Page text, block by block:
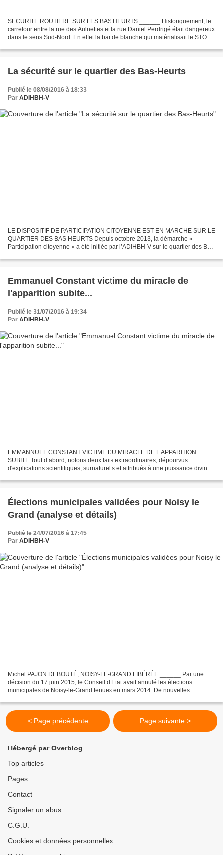
SECURITE ROUTIERE SUR LES BAS HEURTS ______ Historiquement, le
carrefour entre la rue des Aulnettes et la rue Daniel Perdrigé était dangereux
dans le sens Sud-Nord. En effet la bande blanche qui matérialisait le STOP
La sécurité sur le quartier des Bas-Heurts
Publié le 08/08/2016 à 18:33
Par ADIHBH-V
LE DISPOSITIF DE PARTICIPATION CITOYENNE EST EN MARCHE SUR LE
QUARTIER DES BAS HEURTS Depuis octobre 2013, la démarche «
Participation citoyenne » a été initiée par l’ADIHBH-V sur le quartier des Bas
Emmanuel Constant victime du miracle de
l'apparition subite...
Publié le 31/07/2016 à 19:34
Par ADIHBH-V
EMMANNUEL CONSTANT VICTIME DU MIRACLE DE L’APPARITION
SUBITE Tout d’abord, notons deux faits extraordinaires, dépourvus
d'explications scientifiques, surnaturel s et attribués à une puissance divine,
Élections municipales validées pour Noisy le
Grand (analyse et détails)
Publié le 24/07/2016 à 17:45
Par ADIHBH-V
Michel PAJON DEBOUTÉ, NOISY-LE-GRAND LIBÉRÉE ______ Par une
décision du 17 juin 2015, le Conseil d’Etat avait annulé les élections
municipales de Noisy-le-Grand tenues en mars 2014. De nouvelles
< Page précédente Page suivante >
Hébergé par Overblog
Top articles
Pages
Contact
Signaler un abus
C.G.U.
Cookies et données personnelles